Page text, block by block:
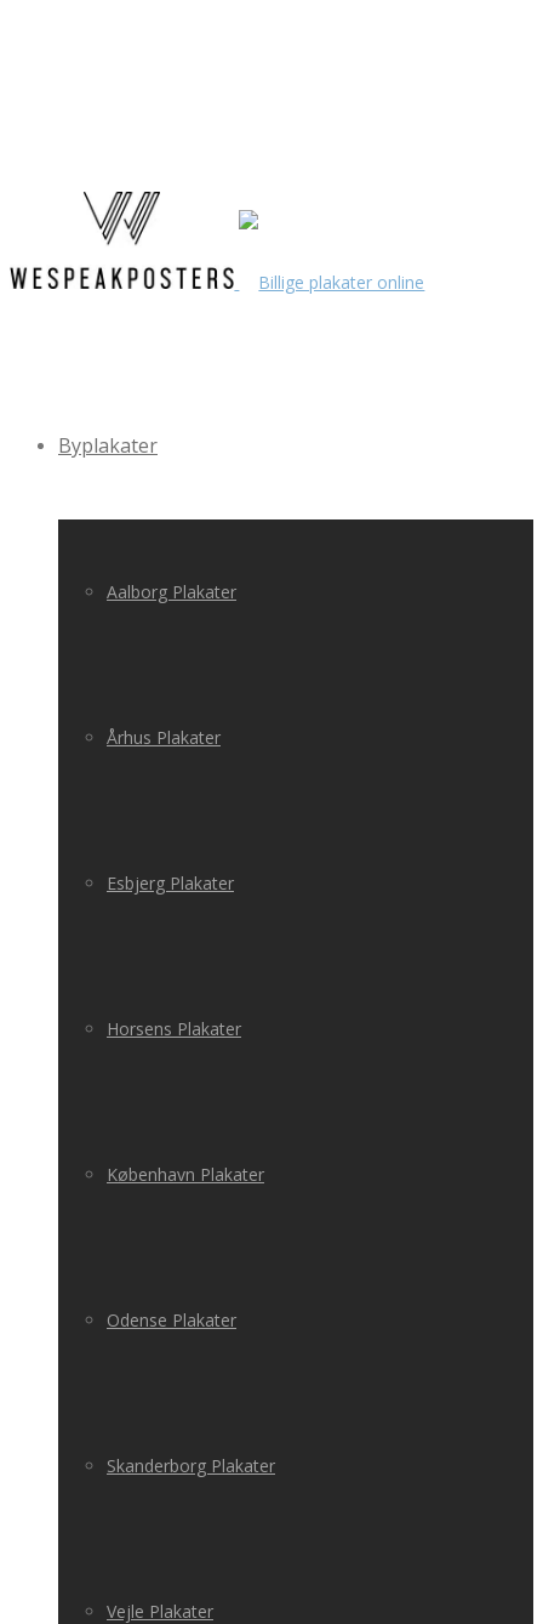
Byplakater
Aalborg Plakater
Århus Plakater
Esbjerg Plakater
Horsens Plakater
København Plakater
Odense Plakater
Skanderborg Plakater
Vejle Plakater